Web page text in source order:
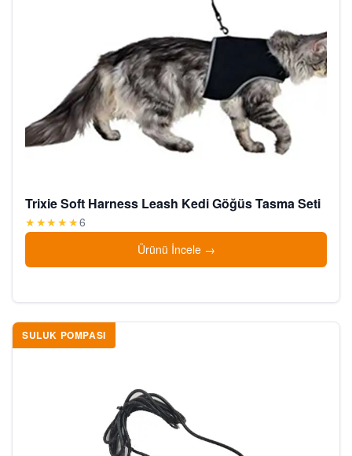
Trixie Soft Harness Leash Kedi Göğüs Tasma Seti
★★★★★6
Ürünü İncele
SULUK POMPASI